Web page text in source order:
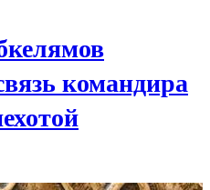
командира